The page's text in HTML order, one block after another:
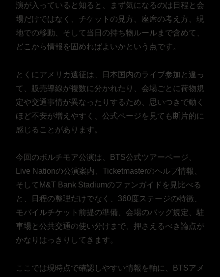
演が入っていると知ると、まず気になるのは日程と会
場だけではなく、チケットの見方、座席の考え方、現
地での移動、そして当日の持ち物ルールまで含めて、
どこから情報を固めればよいかという点です。
とくにアメリカ遠征は、日本国内のライブ参加と違っ
て、販売導線が複数に分かれたり、会場ごとに荷物規
定や交通事情が異なったりするため、思いつきで動く
ほど不安が増えやすく、公式ページを見ても断片的に
感じることがあります。
今回のボルチモア公演は、BTS公式ツアーページ、
Live Nationの公演案内、Ticketmasterのヘルプ情報、
そしてM&T Bank Stadiumのファンガイドを見比べる
と、日程の整理だけでなく、360度ステージの特徴、
モバイルチケット前提の準備、会場のバッグ規定、駐
車場と公共交通の使い分けまで、押さえるべき論点が
かなりはっきりしてきます。
ここでは現時点で確認しやすい情報を軸に、BTSアメ